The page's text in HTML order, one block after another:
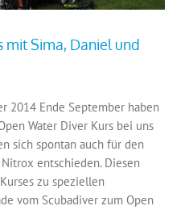
mit Sima, Daniel und
2014 Ende September haben
Water Diver Kurs bei uns
sich spontan auch für den
entschieden. Diesen
zu speziellen
vom Scubadiver zum Open